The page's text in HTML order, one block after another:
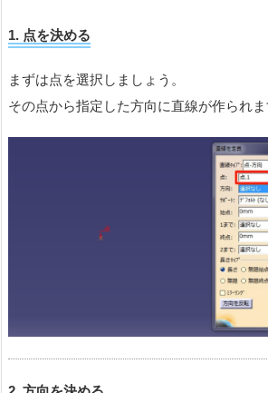
1. 点を決める
まずは点を選択しましょう。
その点から指定した方向に直線が作られま